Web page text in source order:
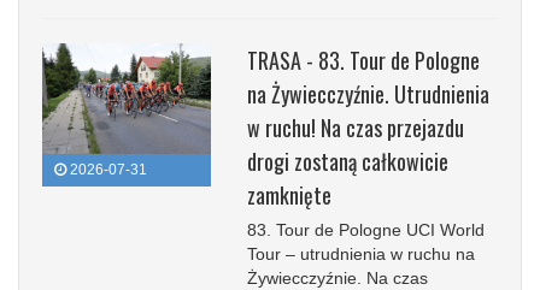
2026-07-31
TRASA - 83. Tour de Pologne
na Żywiecczyźnie. Utrudnienia
w ruchu! Na czas przejazdu
drogi zostaną całkowicie
zamknięte
83. Tour de Pologne UCI World
Tour – utrudnienia w ruchu na
Żywiecczyźnie. Na czas